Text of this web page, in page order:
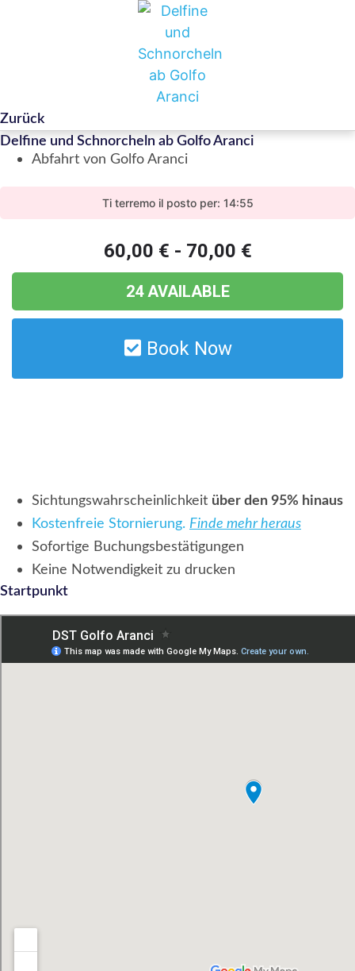
Zurück
Delfine und Schnorcheln ab Golfo Aranci
Abfahrt von Golfo Aranci
Ti terremo il posto per: 14:55
Sichtungswahrscheinlichkeit über den 95% hinaus
Kostenfreie Stornierung. Finde mehr heraus
Sofortige Buchungsbestätigungen
Keine Notwendigkeit zu drucken
Startpunkt